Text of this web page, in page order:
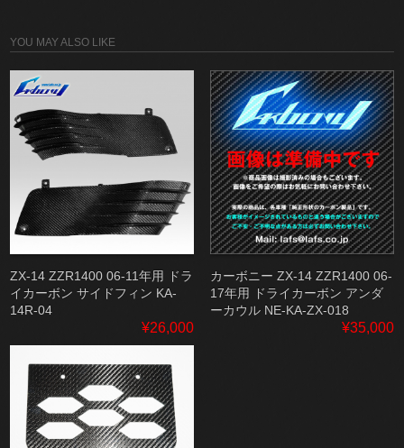
YOU MAY ALSO LIKE
ZX-14 ZZR1400 06-11年用 ドラ
イカーボン サイドフィン KA-
14R-04
¥26,000
カーボニー ZX-14 ZZR1400 06-
17年用 ドライカーボン アンダ
ーカウル NE-KA-ZX-018
¥35,000